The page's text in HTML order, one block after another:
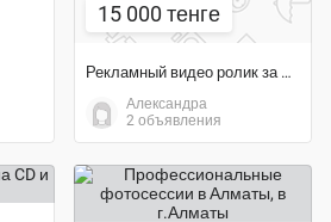
15 000 тенге
Рекламный видео ролик за 15 000 тг для соцсетей
Александра
2 объявления